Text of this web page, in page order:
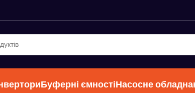
Буферні ємностіНасосне